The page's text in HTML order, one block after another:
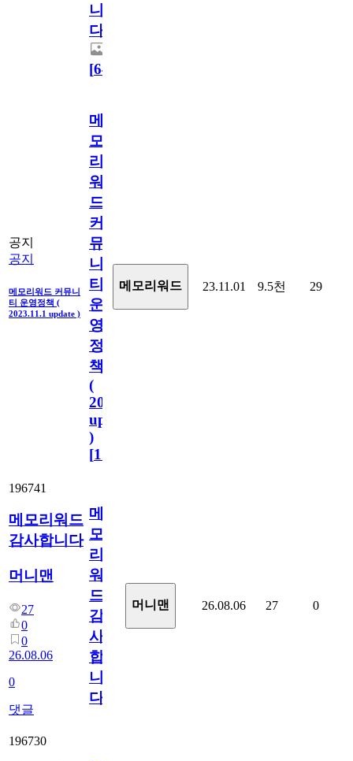
니
다.
[64
공지
공지
메모리워드 커뮤니
티 운영정책 (
2023.11.1 update )
메
모
리
워
드
커
뮤
니
티
운
영
정
책
(
2023.11.1
update
)
[110
메모리워드 23.11.01 9.5천 29
196741
메모리워드
감사합니다
머니맨
27
0
0
26.08.06
0
댓글
메
모
리
워
드
감
사
합
니
다
머니맨 26.08.06 27 0
196730